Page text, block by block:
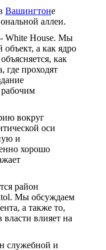
Вашингтоне
аллеи.
- White House. Мы
объект, а как ядро
как
где проходят
вокруг
оси
и
хорошо
район
Мы обсуждаем
а также то,
власти влияет на
служебной и